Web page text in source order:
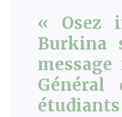
« Osez
Burkina
Général
étudiants